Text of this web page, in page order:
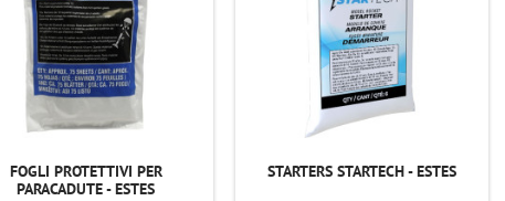
FOGLI PROTETTIVI PER
PARACADUTE - ESTES
STARTERS STARTECH - ESTES